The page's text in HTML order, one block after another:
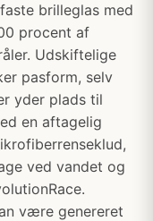
brilleglas med
procent af
Udskiftelige
pasform, selv
yder plads til
en aftagelig
ved vandet og
være genereret